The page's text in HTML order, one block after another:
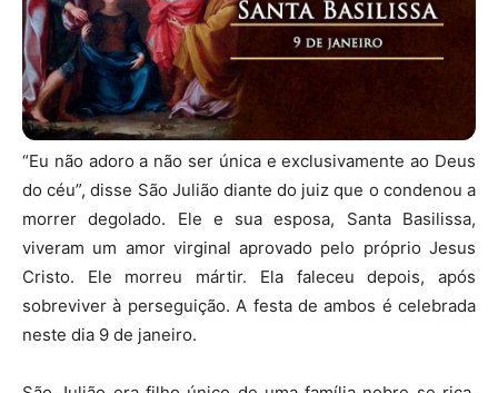
“Eu não adoro a não ser única e exclusivamente ao Deus
do céu”, disse São Julião diante do juiz que o condenou a
morrer degolado. Ele e sua esposa, Santa Basilissa,
viveram um amor virginal aprovado pelo próprio Jesus
Cristo. Ele morreu mártir. Ela faleceu depois, após
sobreviver à perseguição. A festa de ambos é celebrada
neste dia 9 de janeiro.